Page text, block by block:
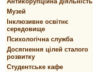
Музей
Інклюзивне освітнє
середовище
Психологічна служба
Досягнення цілей сталого
розвитку
Студентське кафе